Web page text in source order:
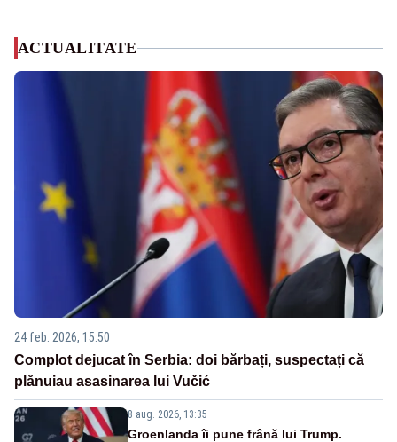
ACTUALITATE
24 feb. 2026, 15:50
Complot dejucat în Serbia: doi bărbați, suspectați că
plănuiau asasinarea lui Vučić
8 aug. 2026, 13:35
Groenlanda îi pune frână lui Trump.